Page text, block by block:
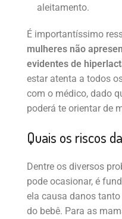
aleitamento.
É importantíssimo
mulheres não
evidentes de
estar atenta a todos
com o médico, dado
poderá te orientar de
Quais os riscos
Dentre os diversos
pode ocasionar, é
ela causa danos
do bebê. Para as